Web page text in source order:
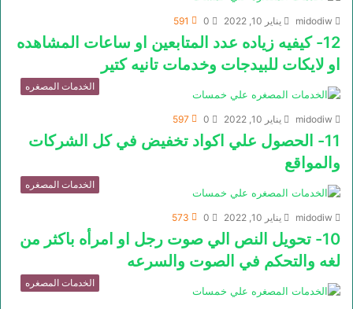
midodiw يناير 10, 2022 0
591
12- كيفيه زياده عدد المتابعين او ساعات المشاهده
او لايكات للبيدجات وخدمات تانيه كتير
الخدمات المصغره
midodiw يناير 10, 2022 0
597
11- الحصول علي اكواد تخفيض في كل الشركات
والمواقع
الخدمات المصغره
midodiw يناير 10, 2022 0
573
10- تحويل النص الي صوت رجل او امرأه باكثر من
لغه والتحكم في الصوت والسرعه
الخدمات المصغره